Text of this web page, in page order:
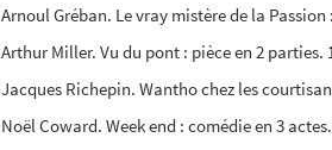
Arnoul Gréban. Le vray mistère de la
Arthur Miller. Vu du pont : pièce en 2 parties.
Jacques Richepin. Wantho chez les
Noël Coward. Week end : comédie en 3